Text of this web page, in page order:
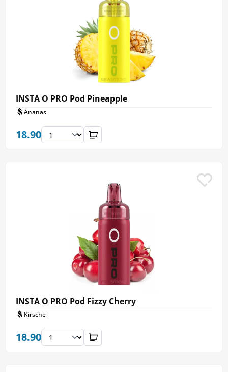
INSTA O PRO Pod Pineapple
Ananas
18.90
INSTA O PRO Pod Fizzy Cherry
Kirsche
18.90